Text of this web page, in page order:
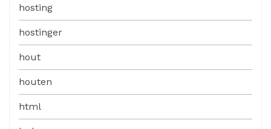
hosting
hostinger
hout
houten
html